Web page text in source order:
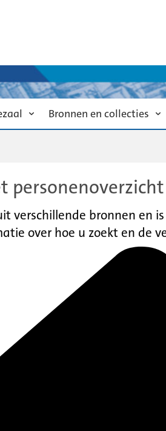
Bronnen en collecties
personenoverzicht
verschillende bronnen en
over hoe u zoekt en de